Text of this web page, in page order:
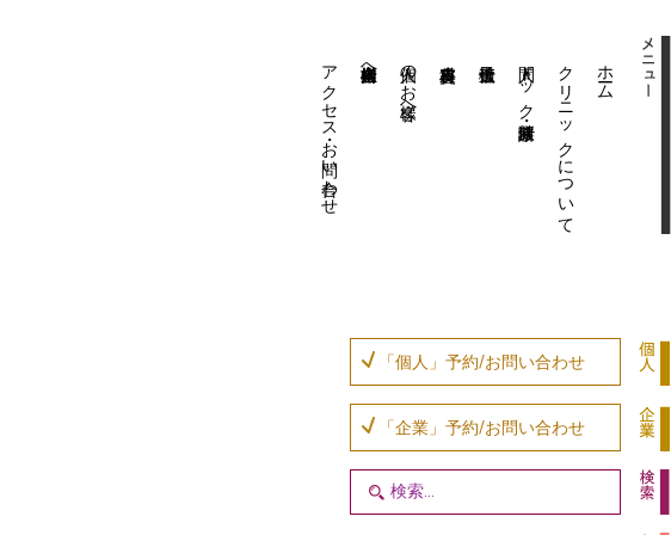
アクセス・お問い合わせ 企業内担当者様へ 個人のお客様へ 人間ドック・健康診断 クリニックについて ホーム
「個人」予約/お問い合わせ
「企業」予約/お問い合わせ